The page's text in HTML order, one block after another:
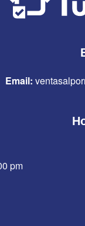
Email:
pm